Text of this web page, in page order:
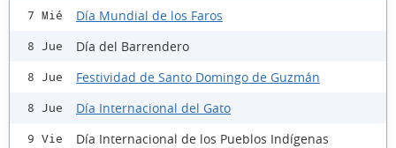
7 Mié Día Mundial de los Faros
8 Jue Día del Barrendero
8 Jue Festividad de Santo Domingo de Guzmán
8 Jue Día Internacional del Gato
9 Vie Día Internacional de los Pueblos Indígenas